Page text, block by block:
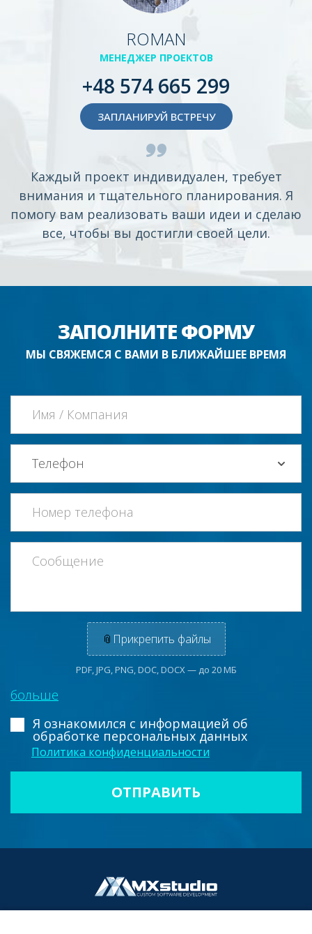
ROMAN
МЕНЕДЖЕР ПРОЕКТОВ
+48 574 665 299
ЗАПЛАНИРУЙ ВСТРЕЧУ
Каждый проект индивидуален, требует
внимания и тщательного планирования. Я
помогу вам реализовать ваши идеи и сделаю
все, чтобы вы достигли своей цели.
ЗАПОЛНИТЕ ФОРМУ
МЫ СВЯЖЕМСЯ С ВАМИ В БЛИЖАЙШЕЕ ВРЕМЯ
📎 Прикрепить файлы
PDF, JPG, PNG, DOC, DOCX — до 20 МБ
больше
Я ознакомился с информацией об
обработке персональных данных
Политика конфиденциальности